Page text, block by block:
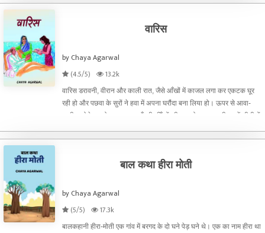
वारिस
by Chaya Agarwal
(4.5/5)
13.2k
वारिस डरावनी, वीरान और काली रात, जैसे आँखों में काजल लगा कर एकटक घूर
रही हो और पछवा के सुरों ने हवा में अपना घरौंदा बना लिया हो। ऊपर से आवा-
जाही न होने का घोर सन्नाटा। जँगली झीँगुरों की कनफोड़ू आवाज़ दीमाग में सीटीयों
बाल कथा हीरा मोती
by Chaya Agarwal
(5/5)
17.3k
बालकहानी हीरा-मोती एक गांव में बरगद के दो घने पेड़ घने थे। एक का नाम हीरा था